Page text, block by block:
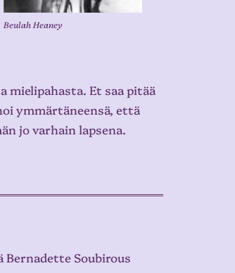
Beulah Heaney
mielipahasta. Et saa pitää
ymmärtäneensä, että
jo varhain lapsena.
Soubirous